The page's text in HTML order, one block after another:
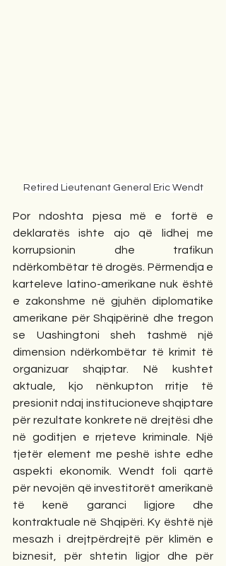
Retired Lieutenant General Eric Wendt
Por ndoshta pjesa më e fortë e
deklaratës ishte ajo që lidhej me
korrupsionin dhe trafikun
ndërkombëtar të drogës. Përmendja e
karteleve latino-amerikane nuk është
e zakonshme në gjuhën diplomatike
amerikane për Shqipërinë dhe tregon
se Uashingtoni sheh tashmë një
dimension ndërkombëtar të krimit të
organizuar shqiptar. Në kushtet
aktuale, kjo nënkupton rritje të
presionit ndaj institucioneve shqiptare
për rezultate konkrete në drejtësi dhe
në goditjen e rrjeteve kriminale. Një
tjetër element me peshë ishte edhe
aspekti ekonomik. Wendt foli qartë
për nevojën që investitorët amerikanë
të kenë garanci ligjore dhe
kontraktuale në Shqipëri. Ky është një
mesazh i drejtpërdrejtë për klimën e
biznesit, për shtetin ligjor dhe për